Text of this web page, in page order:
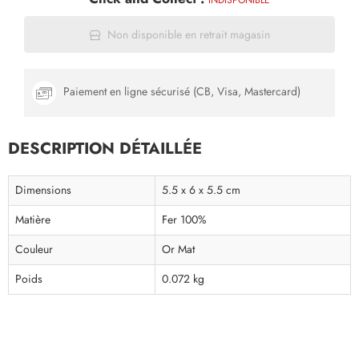
Non disponible en retrait magasin
Paiement en ligne sécurisé (CB, Visa, Mastercard)
DESCRIPTION DÉTAILLÉE
Dimensions
5.5 x 6 x 5.5 cm
Matière
Fer 100%
Couleur
Or Mat
Poids
0.072 kg